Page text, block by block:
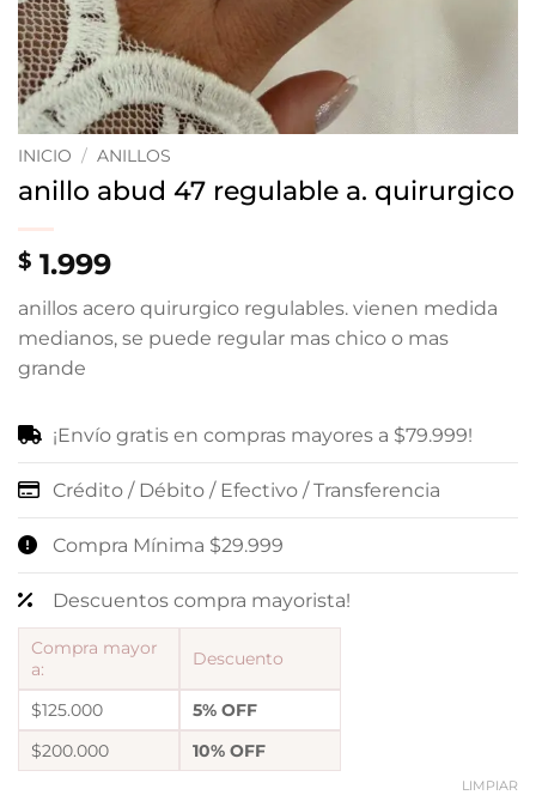
INICIO / ANILLOS
anillo abud 47 regulable a. quirurgico
$ 1.999
anillos acero quirurgico regulables. vienen medida
medianos, se puede regular mas chico o mas
grande
¡Envío gratis en compras mayores a $79.999!
Crédito / Débito / Efectivo / Transferencia
Compra Mínima $29.999
Descuentos compra mayorista!
Compra mayor
a:
Descuento
$125.000
5% OFF
$200.000
10% OFF
LIMPIAR